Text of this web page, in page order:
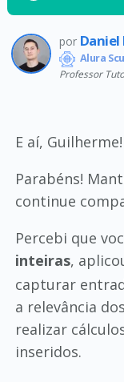
por
Alura
Professor
E aí,
Parabéns!
continue
Percebi que
inteiras,
capturar
a relevância dos
realizar
inseridos.